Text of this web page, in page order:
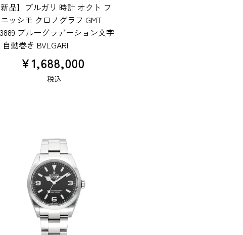
新品】ブルガリ 時計 オクト フ
ッシモ クロノグラフ GMT
ブルーグラデーション文字
自動巻き BVLGARI
¥1,688,000
税込